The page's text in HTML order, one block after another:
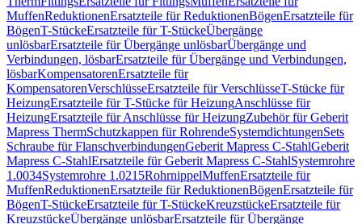
MuffenReduktionenErsatzteile für ReduktionenBögenErsatzteile für
BögenT-StückeErsatzteile für T-StückeÜbergänge
unlösbarErsatzteile für Übergänge unlösbarÜbergänge und
Verbindungen, lösbarErsatzteile für Übergänge und Verbindungen,
lösbarKompensatorenErsatzteile für
KompensatorenVerschlüsseErsatzteile für VerschlüsseT-Stücke für
HeizungErsatzteile für T-Stücke für HeizungAnschlüsse für
HeizungErsatzteile für Anschlüsse für HeizungZubehör für Geberit
Mapress ThermSchutzkappen für RohrendeSystemdichtungenSets
Schraube für FlanschverbindungenGeberit Mapress C-StahlGeberit
Mapress C-StahlErsatzteile für Geberit Mapress C-StahlSystemrohre
1.0034Systemrohre 1.0215RohrnippelMuffenErsatzteile für
MuffenReduktionenErsatzteile für ReduktionenBögenErsatzteile für
BögenT-StückeErsatzteile für T-StückeKreuzstückeErsatzteile für
KreuzstückeÜbergänge unlösbarErsatzteile für Übergänge